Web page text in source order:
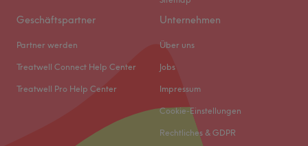
Geschäftspartner
Partner werden
Treatwell Connect Help Center
Treatwell Pro Help Center
Unternehmen
Über uns
Jobs
Impressum
Cookie-Einstellungen
Rechtliches & GDPR